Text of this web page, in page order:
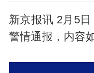
新京报讯 2月5
警情通报，内容